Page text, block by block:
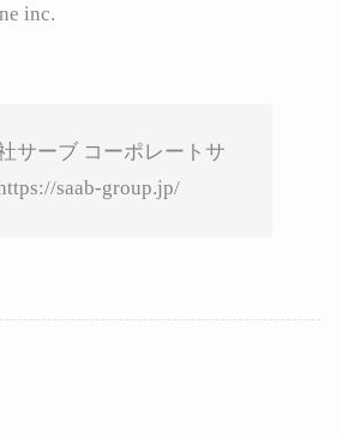
inc.
サーブ コーポレートサ
saab-group.jp/